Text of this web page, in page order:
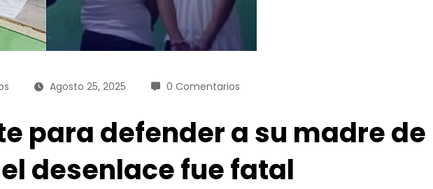
Agosto 25, 2025 0 Comentarios
para defender a su madre
desenlace fue fatal